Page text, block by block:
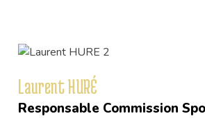
Laurent HURÉ
Responsable Commission